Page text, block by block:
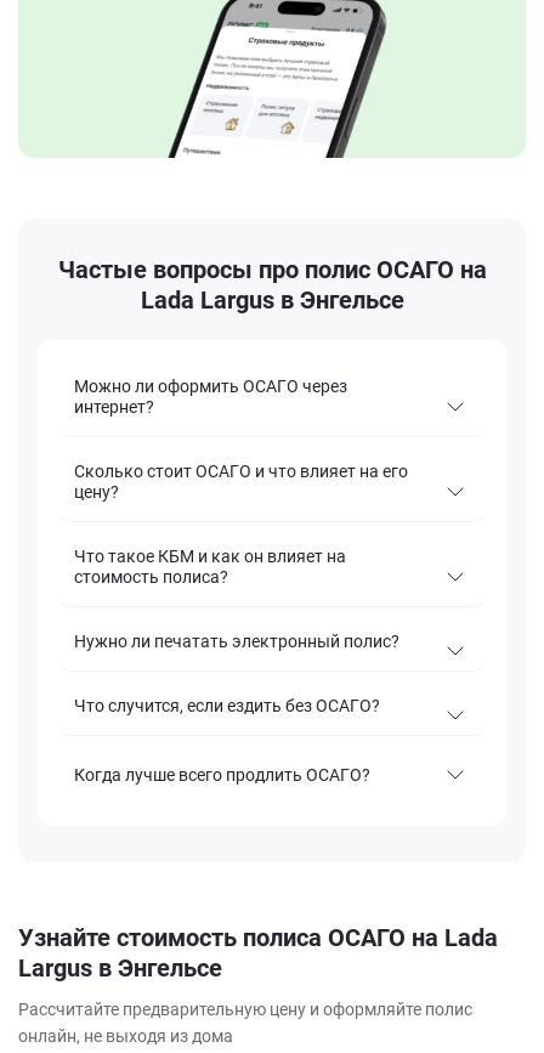
Частые вопросы про полис ОСАГО на
Lada Largus в Энгельсе
Можно ли оформить ОСАГО через
интернет?
Сколько стоит ОСАГО и что влияет на его
цену?
Что такое КБМ и как он влияет на
стоимость полиса?
Нужно ли печатать электронный полис?
Что случится, если ездить без ОСАГО?
Когда лучше всего продлить ОСАГО?
Узнайте стоимость полиса ОСАГО на Lada
Largus в Энгельсе
Рассчитайте предварительную цену и оформляйте полис
онлайн, не выходя из дома